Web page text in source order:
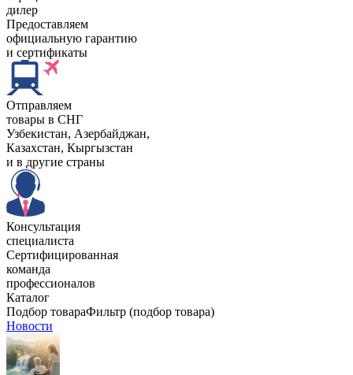
дилер
Предоставляем
официальную гарантию
и сертификаты
Отправляем
товары в СНГ
Узбекистан, Aзербайджан,
Казахстан, Кыргызстан
и в другие страны
Консультация
специалиста
Сертифицированная
команда
профессионалов
Каталог
Подбор товараФильтр (подбор товара)
Новости